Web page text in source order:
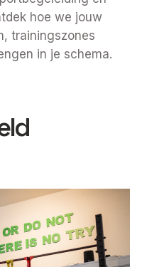
hoe we jouw
trainingszones
in je schema.